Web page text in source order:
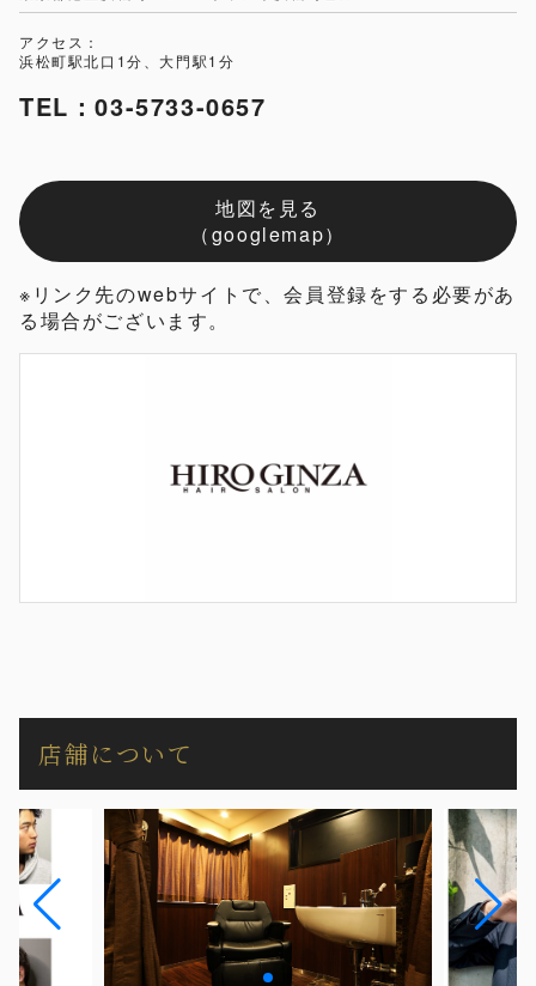
アクセス：
浜松町駅北口1分、大門駅1分
TEL：03-5733-0657
地図を見る
（googlemap）
※リンク先のwebサイトで、会員登録をする必要があ
る場合がございます。
店舗について